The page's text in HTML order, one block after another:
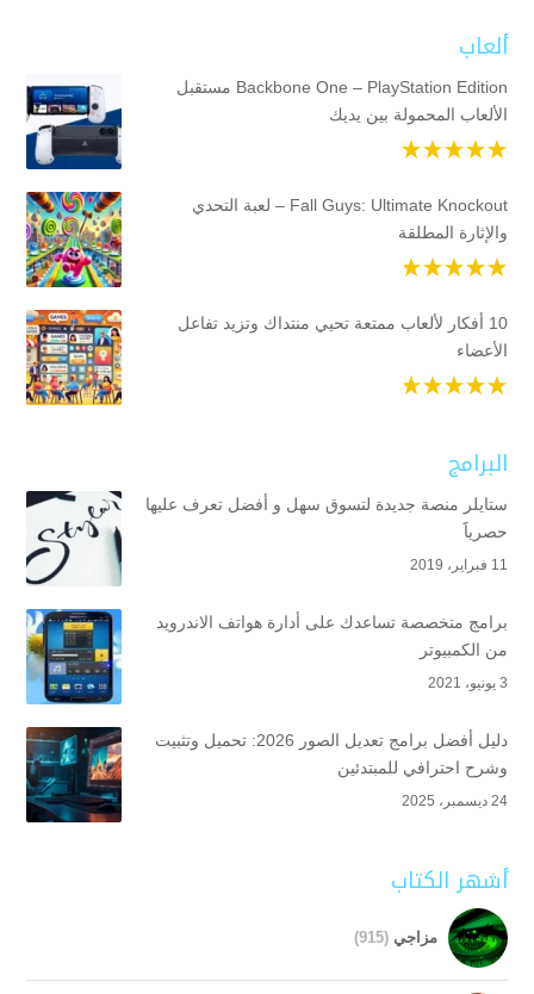
ألعاب
Backbone One – PlayStation Edition مستقبل
الألعاب المحمولة بين يديك
Fall Guys: Ultimate Knockout – لعبة التحدي
والإثارة المطلقة
10 أفكار لألعاب ممتعة تحيي منتداك وتزيد تفاعل
الأعضاء
البرامج
ستايلر منصة جديدة لتسوق سهل و أفضل تعرف عليها
حصرياََ
11 فبراير، 2019
برامج متخصصة تساعدك على أدارة هواتف الاندرويد
من الكمبيوتر
3 يونيو، 2021
دليل أفضل برامج تعديل الصور 2026: تحميل وتثبيت
وشرح احترافي للمبتدئين
24 ديسمبر، 2025
أشهر الكتاب
مزاجي (915)